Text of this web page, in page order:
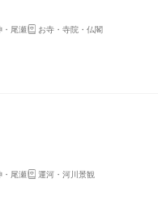
・尾瀬 お寺・寺院・仏閣
・尾瀬 運河・河川景観